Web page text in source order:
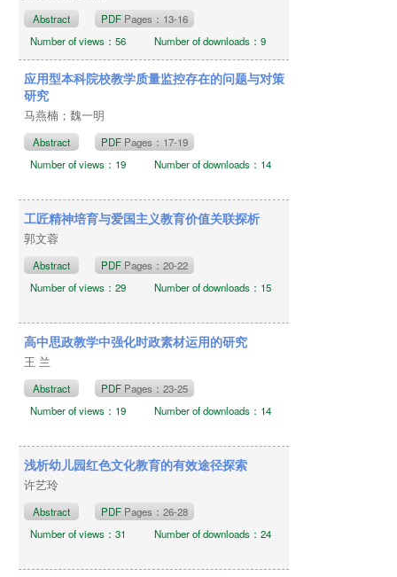
Abstract PDF Pages：13-16
Number of views：56
Number of downloads：9
应用型本科院校教学质量监控存在的问题与对策
研究
马燕楠；魏一明
Abstract PDF Pages：17-19
Number of views：19
Number of downloads：14
工匠精神培育与爱国主义教育价值关联探析
郭文蓉
Abstract PDF Pages：20-22
Number of views：29
Number of downloads：15
高中思政教学中强化时政素材运用的研究
王 兰
Abstract PDF Pages：23-25
Number of views：19
Number of downloads：14
浅析幼儿园红色文化教育的有效途径探索
许艺玲
Abstract PDF Pages：26-28
Number of views：31
Number of downloads：24